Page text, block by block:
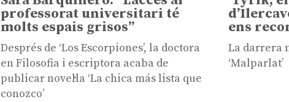
professorat universitari té
molts espais grisos”
Després de ‘Los Escorpiones’, la doctora
en Filosofia i escriptora acaba de
publicar novel·la ‘La chica más lista que
conozco’
ens
La darrera
‘Malparlat’